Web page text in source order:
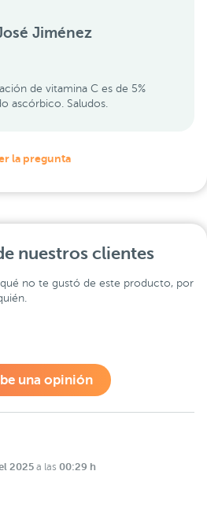
de vitamina C es de 5%
ascórbico. Saludos.
Jiménez
la pregunta
nuestros clientes
no te gustó de este producto, por
una opinión
2025 a las 00:29 h